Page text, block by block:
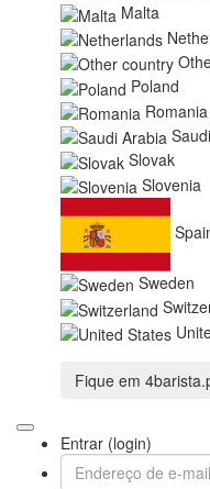
Malta
Poland
Romania
Slovak
Slovenia
Sweden
Fique em
Entrar (login)